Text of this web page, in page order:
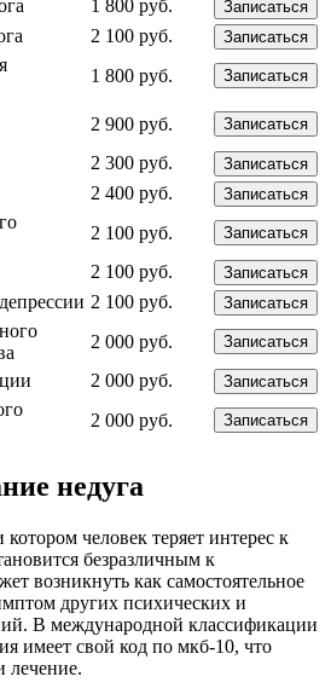
1 800 руб. Записаться
2 100 руб. Записаться
1 800 руб. Записаться
2 900 руб. Записаться
2 300 руб. Записаться
2 400 руб. Записаться
2 100 руб. Записаться
2 100 руб. Записаться
2 100 руб. Записаться
2 000 руб. Записаться
2 000 руб. Записаться
2 000 руб. Записаться
недуга
человек теряет интерес к
безразличным к
возникнуть как самостоятельное
других психических и
В международной классификации
имеет свой код по мкб-10, что
лечение.